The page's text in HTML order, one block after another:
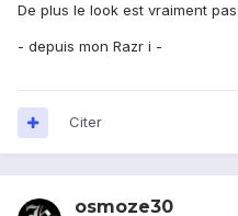
De plus le look est vraiment
- depuis mon Razr i -
Citer
osmoze30